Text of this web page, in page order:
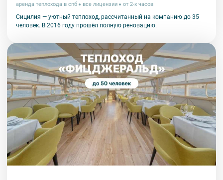
аренда теплохода в спб все лицензии от 2-х часов
Сицилия — уютный теплоход, рассчитанный на компанию до 35
человек. В 2016 году прошёл полную реновацию.